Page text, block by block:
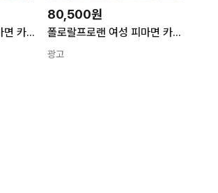
폴로랄프로랜 여성 피마면 카디건 라운드넥 그레이 Q5-D02 S
80,500원
폴로랄프로랜 여성 피마면 카디건 라운드넥 네이비 Q5-D04 L
광고